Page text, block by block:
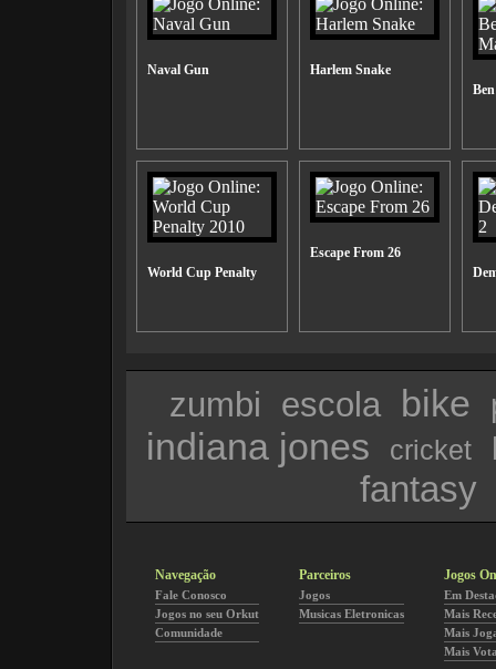
Naval Gun
Harlem Snake
World Cup Penalty
Escape From 26
zumbi escola bike
indiana jones cricket
fantasy
Navegação
Fale Conosco
Jogos no seu Orkut
Comunidade
Parceiros
Jogos
Musicas Eletronicas
Jogos
Em
Mais
Mais
Mais